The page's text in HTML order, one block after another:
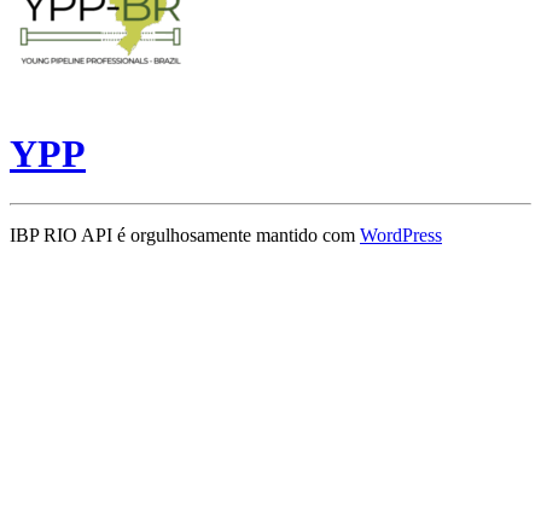
YPP
IBP RIO API é orgulhosamente mantido com WordPress